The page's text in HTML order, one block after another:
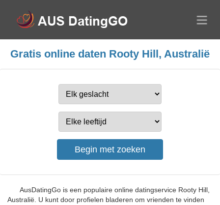
Gratis online daten Rooty Hill, Australië
AusDatingGo is een populaire online datingservice Rooty Hill,
Australië. U kunt door profielen bladeren om vrienden te vinden